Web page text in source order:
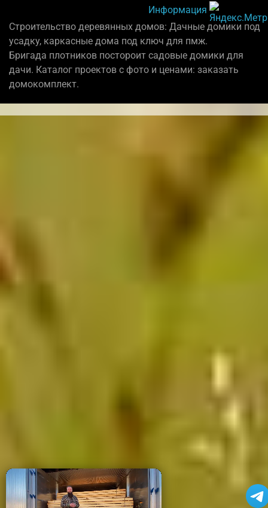
Информация
Строительство деревянных домов: Дачные домики под
усадку, каркасные дома под ключ для пмж.
Бригада плотников постороит садовые домики для
дачи. Каталог проектов с фото и ценами: заказать
домокомплект.